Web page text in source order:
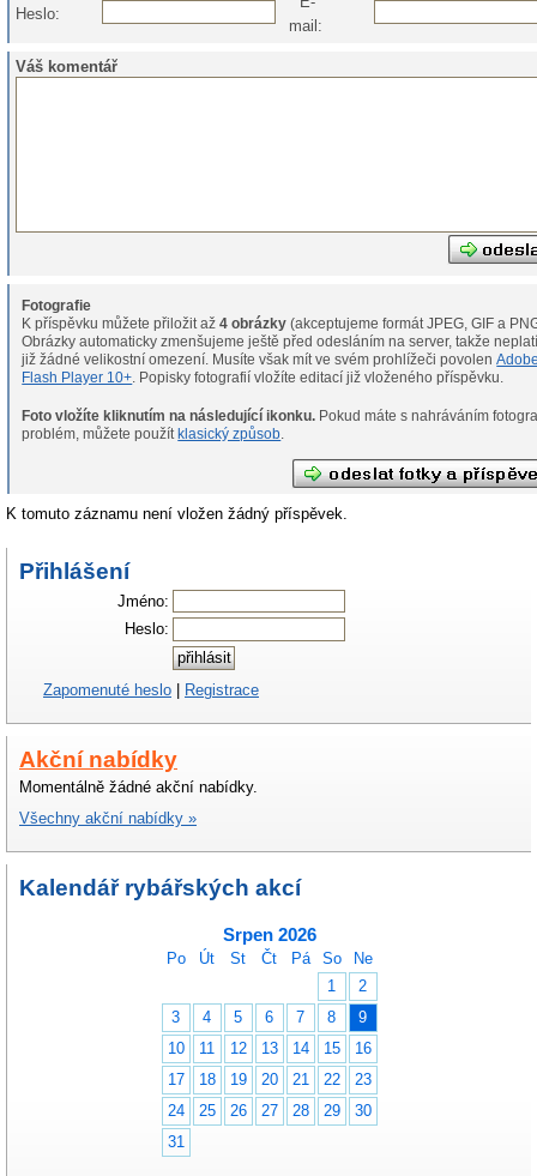
Heslo:
mail:
Váš komentář
Fotografie
K příspěvku můžete přiložit až4 obrázky (akceptujeme formát JPEG, GIF a
Obrázky automaticky zmenšujeme ještě před odesláním na server, takže
již žádné velikostní omezení. Musíte však mít ve svém prohlížeči povolen
Flash Player 10+ . Popisky fotografií vložíte editací již vloženého příspěvku.
Foto vložíte kliknutím na následující ikonku.
problém, můžete použít klasický způsob.
K tomuto záznamu není vložen žádný příspěvek.
Přihlášení
Jméno:
Heslo:
Zapomenuté heslo | Registrace
Akční nabídky
Momentálně žádné akční nabídky.
Všechny akční nabídky »
Kalendář rybářských akcí
Srpen 2026
Po Út St Čt Pá So
Ne
1
2
3
4 5 6 7 8
9
10
11 12 13 14 15
16
17
18 19 20 21 22
23
24
25 26 27 28 29
30
31